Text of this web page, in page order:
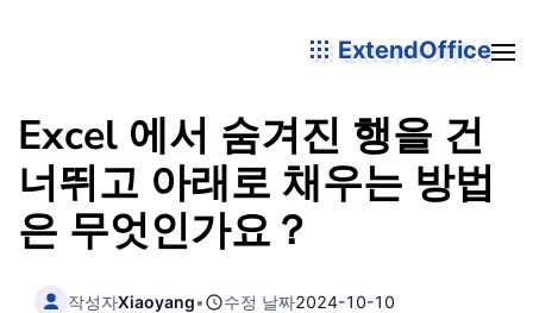
ExtendOffice
Excel 에서 숨겨진 행을 건
너뛰고 아래로 채우는 방법
은 무엇인가요？
작성자Xiaoyang• 수정 날짜2024-10-10